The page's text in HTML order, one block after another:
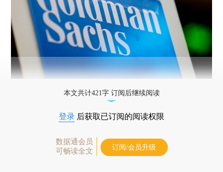
本文共计421字 订阅后继续阅读
登录 后获取已订阅的阅读权限
数据通会员
可畅读全文
订阅/会员升级